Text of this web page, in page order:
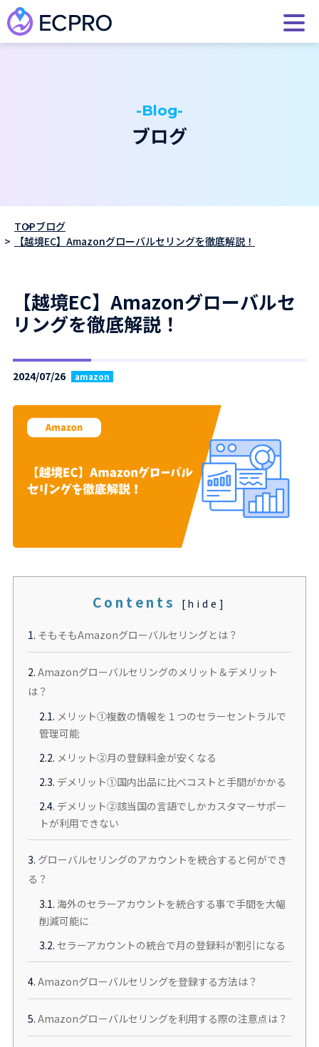
-Blog-
ブログ
TOPブログ
【越境EC】Amazonグローバルセリングを徹底解説！
【越境EC】Amazonグローバルセ
リングを徹底解説！
2024/07/26 amazon
Contents [ hide ]
1. そもそもAmazonグローバルセリングとは？
2. Amazonグローバルセリングのメリット＆デメリット
は？
2.1. メリット①複数の情報を１つのセラーセントラルで
管理可能
2.2. メリット②月の登録料金が安くなる
2.3. デメリット①国内出品に比べコストと手間がかかる
2.4. デメリット②該当国の言語でしかカスタマーサポー
トが利用できない
3. グローバルセリングのアカウントを統合すると何ができ
る？
3.1. 海外のセラーアカウントを統合する事で手間を大幅
削減可能に
3.2. セラーアカウントの統合で月の登録料が割引になる
4. Amazonグローバルセリングを登録する方法は？
5. Amazonグローバルセリングを利用する際の注意点は？